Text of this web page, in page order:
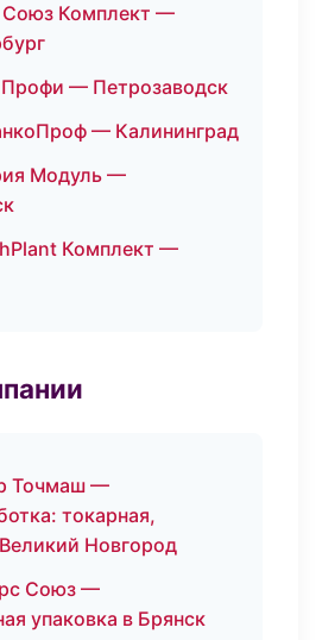
Комплект —
— Петрозаводск
— Калининград
Модуль —
Комплект —
Точмаш —
токарная,
Новгород
Союз —
упаковка в Брянск